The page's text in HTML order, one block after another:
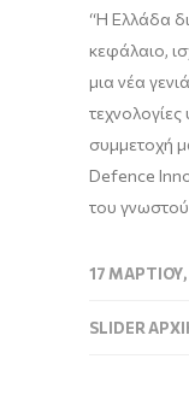
“Η Ελλάδα
κεφάλαιο,
μια νέα
συμμετοχή
Defence
του γνωστού
17
SLIDER